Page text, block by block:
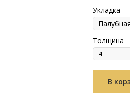
Укладка
Толщина
В